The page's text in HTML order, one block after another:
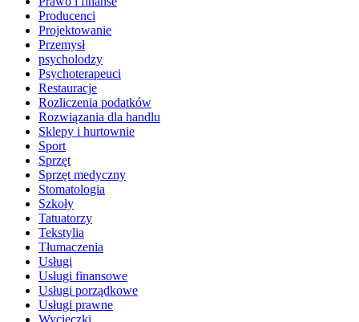
Producenci
Projektowanie
Przemysł
psycholodzy
Psychoterapeuci
Restauracje
Rozliczenia podatków
Rozwiązania dla handlu
Sklepy i hurtownie
Sport
Sprzęt
Sprzęt medyczny
Stomatologia
Szkoły
Tatuatorzy
Tekstylia
Tłumaczenia
Usługi
Usługi finansowe
Usługi porządkowe
Usługi prawne
Wycieczki